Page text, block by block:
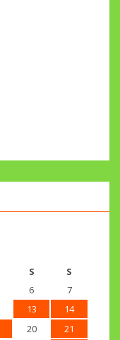
S
S
6
7
13
14
20
21